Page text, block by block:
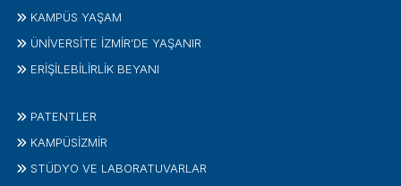
KAMPÜS YAŞAM
ÜNİVERSİTE İZMİR'DE YAŞANIR
ERİŞİLEBİLİRLİK BEYANI
PATENTLER
KAMPÜSİZMIR
STÜDYO VE LABORATUVARLAR